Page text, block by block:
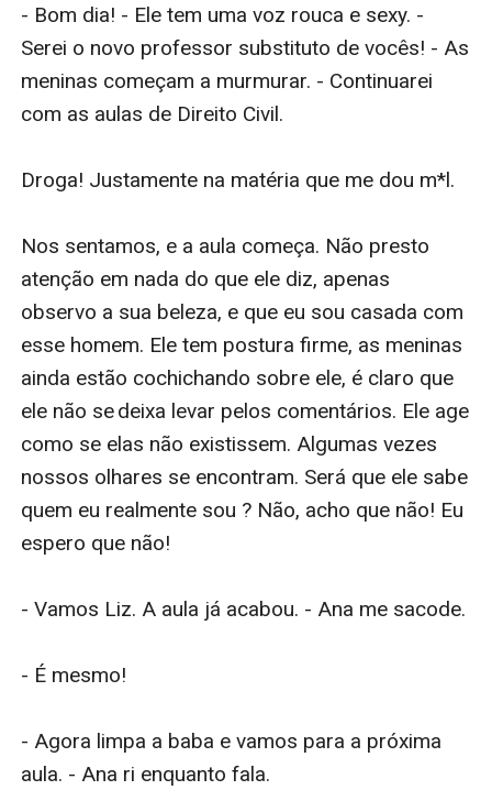
- Bom dia! - Ele tem uma voz rouca e sexy. -
Serei o novo professor substituto de vocês! - As
meninas começam a murmurar. - Continuarei
com as aulas de Direito Civil.
Droga! Justamente na matéria que me dou m*l.
Nos sentamos, e a aula começa. Não presto
atenção em nada do que ele diz, apenas
observo a sua beleza, e que eu sou casada com
esse homem. Ele tem postura firme, as meninas
ainda estão cochichando sobre ele, é claro que
ele não se deixa levar pelos comentários. Ele age
como se elas não existissem. Algumas vezes
nossos olhares se encontram. Será que ele sabe
quem eu realmente sou ? Não, acho que não! Eu
espero que não!
- Vamos Liz. A aula já acabou. - Ana me sacode.
- É mesmo!
- Agora limpa a baba e vamos para a próxima
aula. - Ana ri enquanto fala.